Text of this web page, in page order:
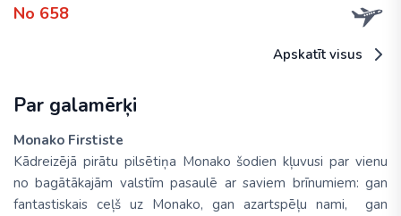
No 658
Apskatīt visus
Par galamērķi
Monako Firstiste
Kādreizējā pirātu pilsētiņa Monako šodien kļuvusi par vienu
no bagātākajām valstīm pasaulē ar saviem brīnumiem: gan
fantastiskais ceļš uz Monako, gan azartspēļu nami, gan